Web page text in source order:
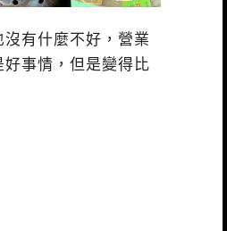
有什麼不好，營業
好事情，但是變得比